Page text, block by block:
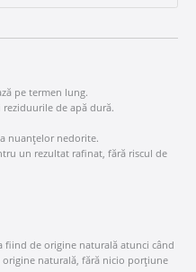
pe termen lung.
de apă dură.
nuanțelor nedorite.
un rezultat rafinat, fără riscul de
fiind de origine naturală atunci când
origine naturală, fără nicio porțiune